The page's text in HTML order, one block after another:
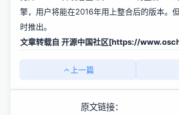
擎，用户将能在2016年用上整合后的版本。
时推出。
文章转载自 开源中国社区[https://
上一篇
原文链接：